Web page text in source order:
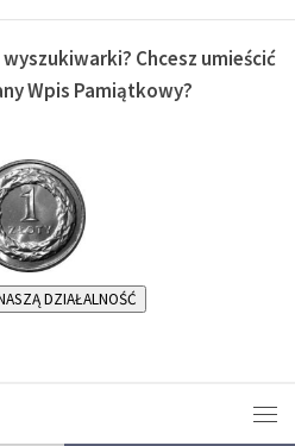
Chcesz umieścić
Wpis Pamiątkowy?
DZIAŁALNOŚĆ